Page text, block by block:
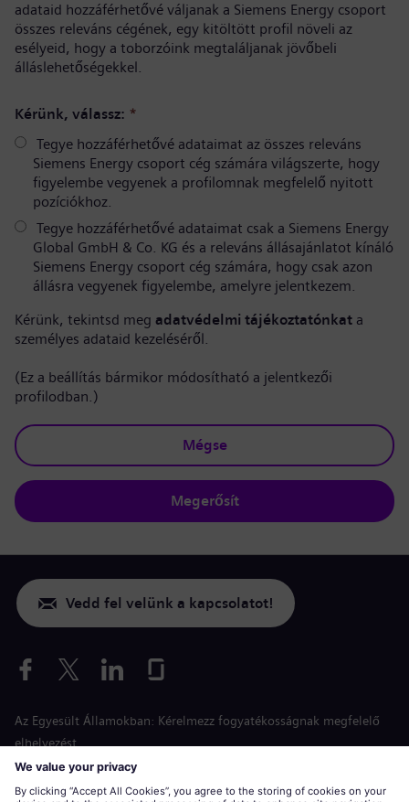
adataid hozzáférhetővé váljanak a Siemens Energy csoport
összes releváns cégének, egy kitöltött profil növeli az
esélyeid, hogy a toborzóink megtaláljanak jövőbeli
álláslehetőségekkel.
Kérünk, válassz: *
Tegye hozzáférhetővé adataimat az összes releváns
Siemens Energy csoport cég számára világszerte, hogy
figyelembe vegyenek a profilomnak megfelelő nyitott
pozíciókhoz.
Tegye hozzáférhetővé adataimat csak a Siemens Energy
Global GmbH & Co. KG és a releváns állásajánlatot kínáló
Siemens Energy csoport cég számára, hogy csak azon
állásra vegyenek figyelembe, amelyre jelentkezem.
Kérünk, tekintsd meg adatvédelmi tájékoztatónkat a
személyes adataid kezeléséről.
(Ez a beállítás bármikor módosítható a jelentkezői
profilodban.)
Mégse
Megerősít
Vedd fel velünk a kapcsolatot!
Az Egyesült Államokban: Kérelmezz fogyatékosságnak megfelelő
elhelyezést
Esélyegyenlőség a jelentkezés során
siemens-energy.comGlobális weboldal